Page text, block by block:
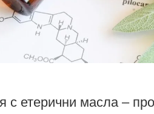
с етерични масла –